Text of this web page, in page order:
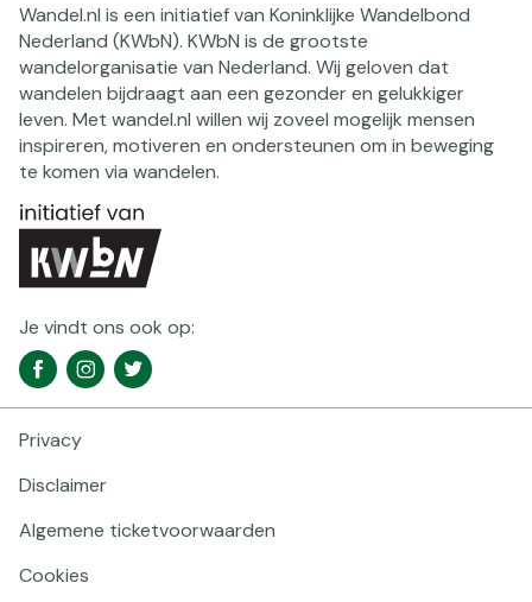
Wandel.nl is een initiatief van Koninklijke Wandelbond
Nederland (KWbN). KWbN is de grootste
wandelorganisatie van Nederland. Wij geloven dat
wandelen bijdraagt aan een gezonder en gelukkiger
leven. Met wandel.nl willen wij zoveel mogelijk mensen
inspireren, motiveren en ondersteunen om in beweging
te komen via wandelen.
Je vindt ons ook op:
Social
media
navigatie
FacebookInstagramTwitter
Footer
Privacy
Disclaimer
Algemene ticketvoorwaarden
Cookies